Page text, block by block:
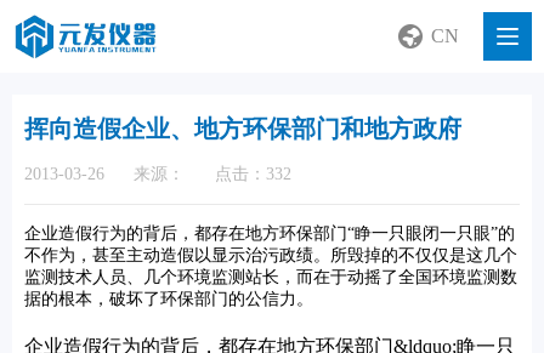
CN
挥向造假企业、地方环保部门和地方政府
2013-03-26 来源： 点击：332
企业造假行为的背后，都存在地方环保部门“睁一只眼闭一只眼”的
不作为，甚至主动造假以显示治污政绩。所毁掉的不仅仅是这几个
监测技术人员、几个环境监测站长，而在于动摇了全国环境监测数
据的根本，破坏了环保部门的公信力。
企业造假行为的背后，都存在地方环保部门&ldquo;睁一只